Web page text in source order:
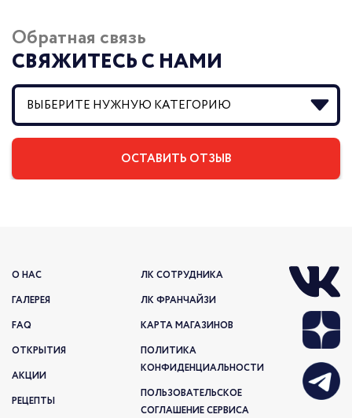
Обратная связь
СВЯЖИТЕСЬ С НАМИ
О НАС
ГАЛЕРЕЯ
FAQ
ОТКРЫТИЯ
АКЦИИ
РЕЦЕПТЫ
ЛК СОТРУДНИКА
ЛК ФРАНЧАЙЗИ
КАРТА МАГАЗИНОВ
ПОЛИТИКА
КОНФИДЕНЦИАЛЬНОСТИ
ПОЛЬЗОВАТЕЛЬСКОЕ
СОГЛАШЕНИЕ СЕРВИСА